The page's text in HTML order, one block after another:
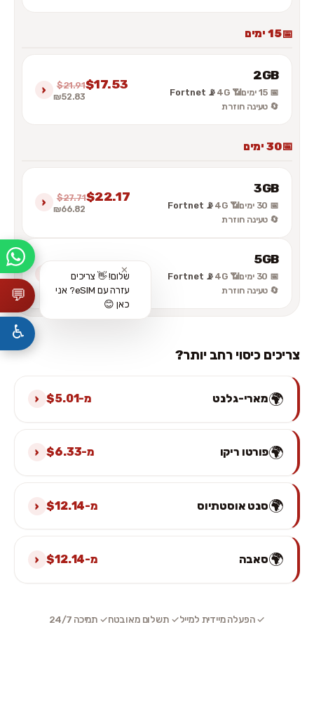
15 ימים
2GB
📅 15 ימים 📶 4G
📡 Fortnet
🔄 טעינה חוזרת
$21.91$17.53
₪52.83
›
30 ימים
3GB
📅 30 ימים 📶 4G
📡 Fortnet
🔄 טעינה חוזרת
$27.71$22.17
₪66.82
›
5GB
📅 30 ימים 📶 4G
📡 Fortnet
🔄 טעינה חוזרת
$36.31
₪109.46
צריכים כיסוי רחב יותר?
🌍מארי-גלנט מ-$5.01 ›
🌍פורטו ריקו מ-$6.33 ›
🌍סנט אוסטתיוס מ-$12.14 ›
🌍סאבה מ-$12.14 ›
✓ הפעלה מיידית למייל✓ תשלום מאובטח✓ תמיכה 24/7
💬
✕
שלום! 👋 צריכים
עזרה עם eSIM? אני
כאן 😊
♿